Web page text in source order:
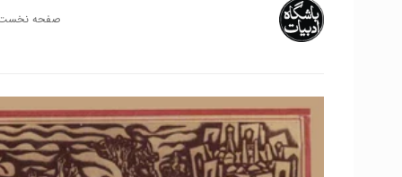
صفحه